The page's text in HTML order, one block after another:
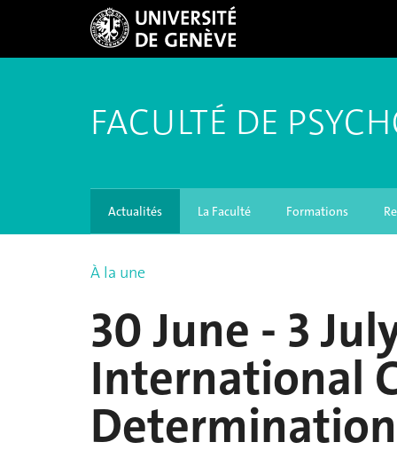
FACULTÉ DE
Actualités La Faculté Formations
À la une
30 June - 3
International